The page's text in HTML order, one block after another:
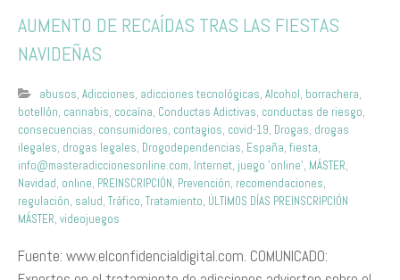
AUMENTO DE RECAÍDAS TRAS LAS FIESTAS
NAVIDEÑAS
abusos, Adicciones, adicciones tecnológicas, Alcohol, borrachera,
botellón, cannabis, cocaína, Conductas Adictivas, conductas de riesgo,
consecuencias, consumidores, contagios, covid-19, Drogas, drogas
ilegales, drogas legales, Drogodependencias, España, fiesta,
info@masteradiccionesonline.com, Internet, juego 'online', MÁSTER,
Navidad, online, PREINSCRIPCIÓN, Prevención, recomendaciones,
regulación, salud, Tráfico, Tratamiento, ÚLTIMOS DÍAS PREINSCRIPCIÓN
MÁSTER, videojuegos
Fuente: www.elconfidencialdigital.com. COMUNICADO: